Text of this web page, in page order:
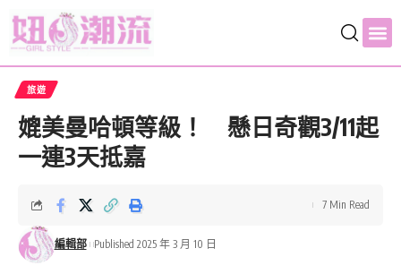
旅遊
媲美曼哈頓等級！ 懸日奇觀3/11起
一連3天抵嘉
編輯部 Published 2025 年 3 月 10 日
7 Min Read